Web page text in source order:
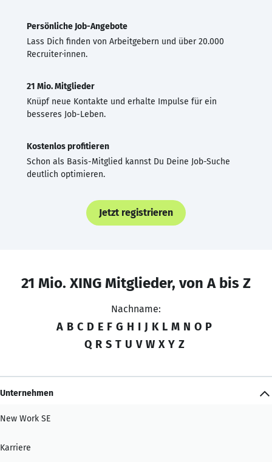
Persönliche Job-Angebote
Lass Dich finden von Arbeitgebern und über 20.000
Recruiter·innen.
21 Mio. Mitglieder
Knüpf neue Kontakte und erhalte Impulse für ein
besseres Job-Leben.
Kostenlos profitieren
Schon als Basis-Mitglied kannst Du Deine Job-Suche
deutlich optimieren.
Jetzt registrieren
21 Mio. XING Mitglieder, von A bis Z
Nachname:
A B C D E F G H I J K L M N O P
Q R S T U V W X Y Z
Unternehmen
New Work SE
Karriere